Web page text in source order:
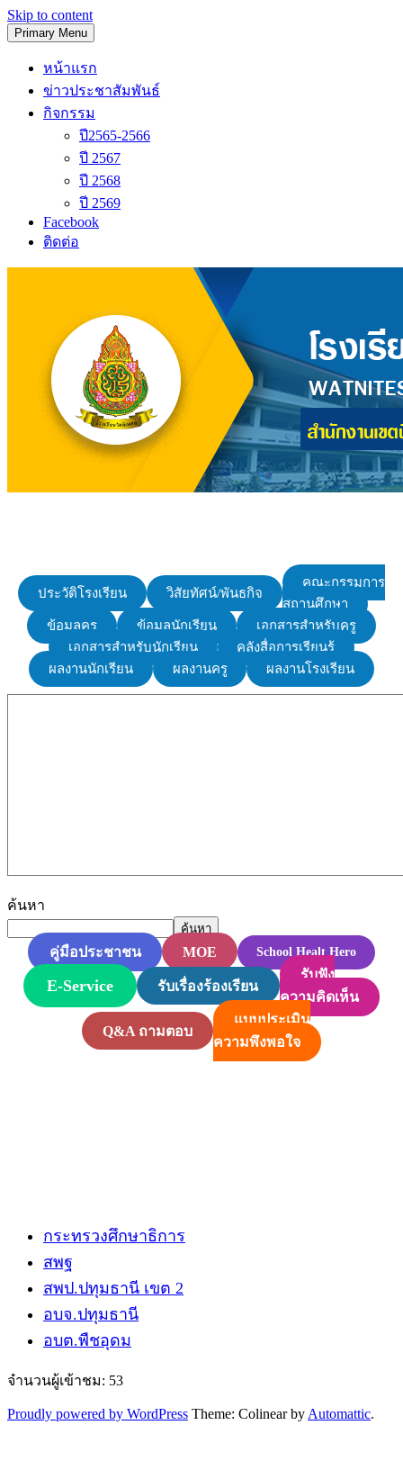
Skip to content
Primary Menu
หน้าแรก
ข่าวประชาสัมพันธ์
กิจกรรม
ปี2565-2566
ปี 2567
ปี 2568
ปี 2569
Facebook
ติดต่อ
ประวัติโรงเรียน วิสัยทัศน์/พันธกิจ
คณะกรรมการ
สถานศึกษา
ข้อมูลครู
ข้อมูลนักเรียน
เอกสารสำหรับครู
เอกสารสำหรับนักเรียน
คลังสื่อการเรียนรู้
ผลงานนักเรียน
ผลงานครู ผลงานโรงเรียน
ค้นหา
ค้นหา
คู่มือประชาชน MOE School Healt Hero
E-Service รับเรื่องร้องเรียน
รับฟัง
ความคิดเห็น
Q&A ถามตอบ
แบบประเมิน
ความพึงพอใจ
กระทรวงศึกษาธิการ
สพฐ
สพป.ปทุมธานี​ เขต 2
อบจ.ปทุมธานี
อบต.พืชอุดม
จำนวนผู้เข้าชม: 53
Proudly powered by WordPress Theme: Colinear by Automattic.